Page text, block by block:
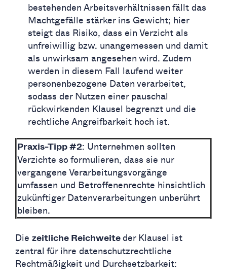
bestehenden Arbeitsverhältnissen fällt das
Machtgefälle stärker ins Gewicht; hier
steigt das Risiko, dass ein Verzicht als
unfreiwillig bzw. unangemessen und damit
als unwirksam angesehen wird. Zudem
werden in diesem Fall laufend weiter
personenbezogene Daten verarbeitet,
sodass der Nutzen einer pauschal
rückwirkenden Klausel begrenzt und die
rechtliche Angreifbarkeit hoch ist.
Praxis-Tipp #2: Unternehmen sollten
Verzichte so formulieren, dass sie nur
vergangene Verarbeitungsvorgänge
umfassen und Betroffenenrechte hinsichtlich
zukünftiger Datenverarbeitungen unberührt
bleiben.
Die zeitliche Reichweiteder Klausel ist
zentral für ihre datenschutzrechtliche
Rechtmäßigkeit und Durchsetzbarkeit: